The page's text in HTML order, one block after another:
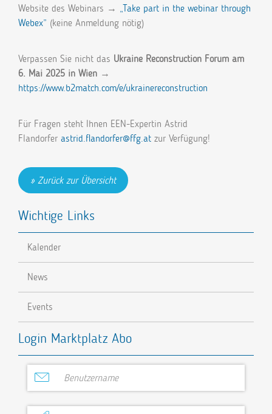
Website des Webinars →
„Take part in the webinar through
Webex” (keine Anmeldung nötig)
Verpassen Sie nicht das Ukraine Reconstruction Forum am
6. Mai 2025 in Wien →
https://www.b2match.com/e/ukrainereconstruction
Für Fragen steht Ihnen EEN-Expertin Astrid
Flandorfer astrid.flandorfer@ffg.at zur Verfügung!
Zurück zur Übersicht
Wichtige Links
Kalender
News
Events
Login Marktplatz Abo